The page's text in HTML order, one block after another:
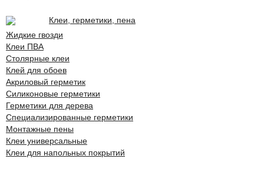
Клеи, герметики, пена
Жидкие гвозди
Клеи ПВА
Столярные клеи
Клей для обоев
Акриловый герметик
Силиконовые герметики
Герметики для дерева
Специализированные герметики
Монтажные пены
Клеи универсальные
Клеи для напольных покрытий